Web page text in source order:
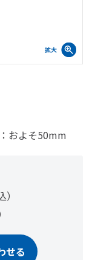
およそ50mm
せる